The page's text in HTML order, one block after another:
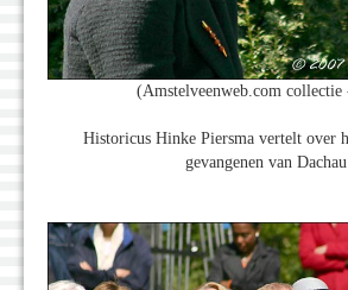
(Amstelveenweb.com collectie
Historicus Hinke Piersma vertelt over
gevangenen van Dachau